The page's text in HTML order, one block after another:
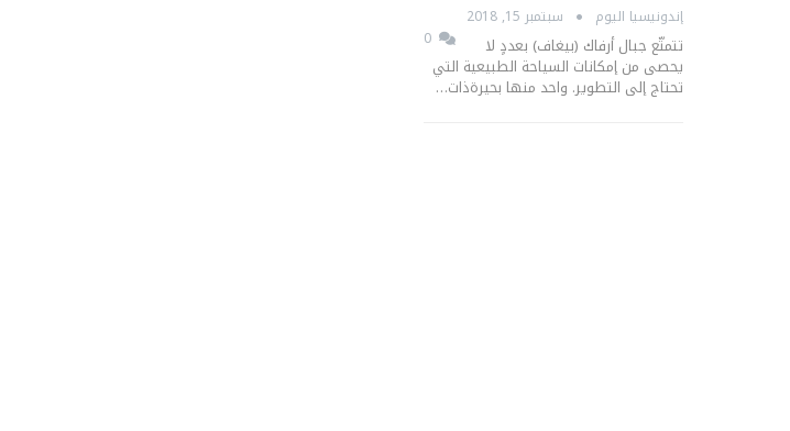
إندونيسيا اليوم
سبتمبر 15, 2018
تتمتّع جبال أرفاك (بيغاف) بعددٍ لا
يحصى من إمكانات السياحة الطبيعية التي
تحتاج إلى التطوير. واحد منها بحيرةذات…